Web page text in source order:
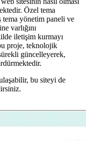
Özel tema
tema yönetim paneli ve
varlığını
iletişim kurmayı
proje, teknolojik
güncelleyerek,
bu siteyi de